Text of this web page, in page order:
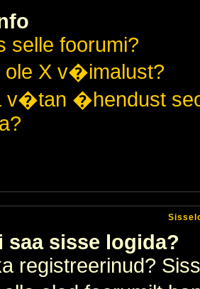
selle foorumi?
ole X v�imalust?
v�tan �hendust
saa sisse logida?
registreerinud?